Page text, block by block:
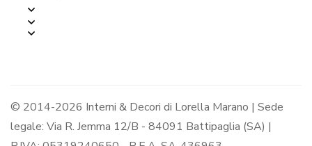
© 2014-2026 Interni & Decori di Lorella Marano | Sede
legale: Via R. Jemma 12/B - 84091 Battipaglia (SA) |